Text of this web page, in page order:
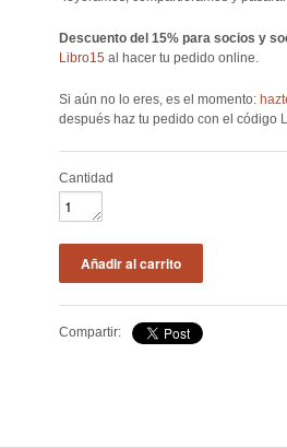
Descuento del 15% para socios y
Libro15 al hacer tu pedido online.
Si aún no lo eres, es el momento:
después haz tu pedido con el código
Cantidad
Compartir: